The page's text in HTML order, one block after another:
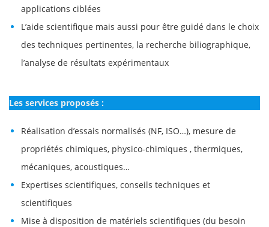
applications ciblées
L’aide scientifique mais aussi pour être guidé dans le choix
des techniques pertinentes, la recherche biliographique,
l’analyse de résultats expérimentaux
Les services proposés :
Réalisation d’essais normalisés (NF, ISO…), mesure de
propriétés chimiques, physico-chimiques , thermiques,
mécaniques, acoustiques…
Expertises scientifiques, conseils techniques et
scientifiques
Mise à disposition de matériels scientifiques (du besoin